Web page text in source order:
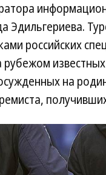
Эдильгериева.
российских
рубежом
на